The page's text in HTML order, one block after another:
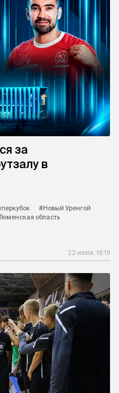
за
в
#Новый Уренгой
область
22 июля, 19:19